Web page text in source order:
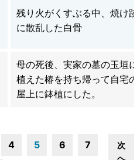
残り火がくすぶる中、焼け跡
に散乱した白骨
母の死後、実家の墓の玉垣に
植えた椿を持ち帰って自宅の
屋上に鉢植にした。
4 5 6 7
次
へ